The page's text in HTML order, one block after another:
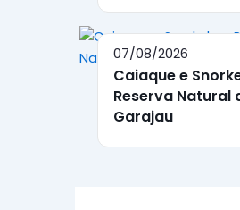
07/08/2026
Caiaque e
Reserva Natural
Garajau